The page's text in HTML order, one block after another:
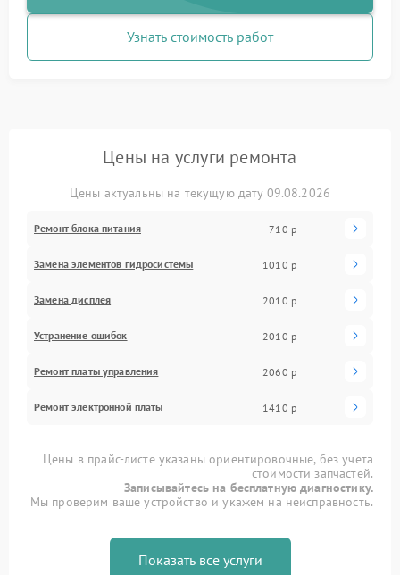
Узнать стоимость работ
Цены на услуги ремонта
Цены актуальны на текущую дату 09.08.2026
Ремонт блока питания 710 р
Замена элементов гидросистемы 1010 р
Замена дисплея 2010 р
Устранение ошибок 2010 р
Ремонт платы управления 2060 р
Ремонт электронной платы 1410 р
Цены в прайс-листе указаны ориентировочные, без учета
стоимости запчастей.
Записывайтесь на бесплатную диагностику.
Мы проверим ваше устройство и укажем на неисправность.
Показать все услуги